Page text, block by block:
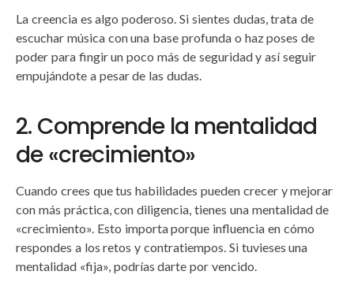
La creencia es algo poderoso. Si sientes dudas, trata de
escuchar música con una base profunda o haz poses de
poder para fingir un poco más de seguridad y así seguir
empujándote a pesar de las dudas.
2. Comprende la mentalidad
de «crecimiento»
Cuando crees que tus habilidades pueden crecer y mejorar
con más práctica, con diligencia, tienes una mentalidad de
«crecimiento». Esto importa porque influencia en cómo
respondes a los retos y contratiempos. Si tuvieses una
mentalidad «fija», podrías darte por vencido.